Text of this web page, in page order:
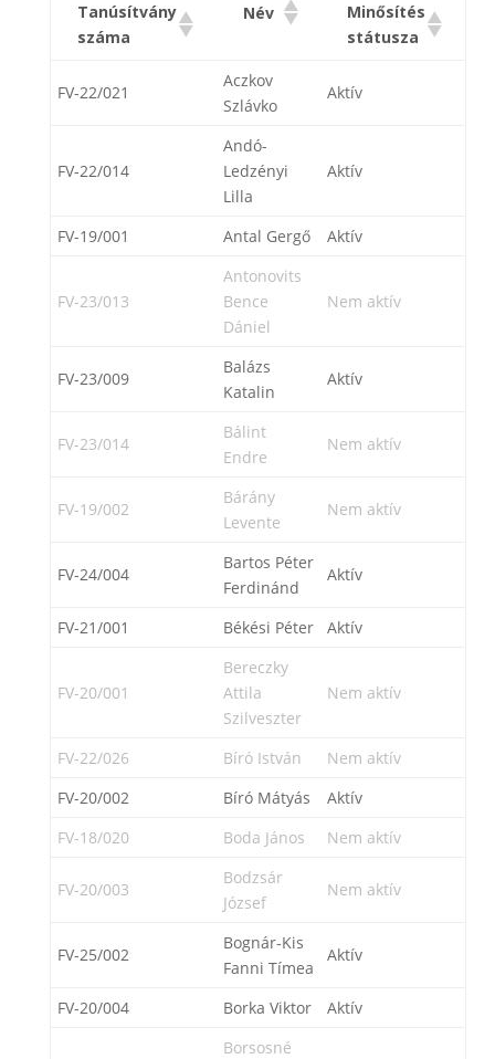
Tanúsítvány
száma
Név
Minősítés
státusza
FV-22/021
Aczkov
Szlávko
Aktív
FV-22/014
Andó-
Ledzényi
Lilla
Aktív
FV-19/001 Antal Gergő Aktív
FV-23/013
Antonovits
Bence
Dániel
Nem aktív
FV-23/009
Balázs
Katalin
Aktív
FV-23/014
Bálint
Endre
Nem aktív
FV-19/002
Bárány
Levente
Nem aktív
FV-24/004
Bartos Péter
Ferdinánd
Aktív
FV-21/001 Békési Péter Aktív
FV-20/001
Bereczky
Attila
Szilveszter
Nem aktív
FV-22/026 Bíró István
Nem aktív
FV-20/002
Bíró Mátyás
Aktív
FV-18/020
Boda János Nem aktív
FV-20/003
Bodzsár
József
Nem aktív
FV-25/002
Bognár-Kis
Fanni Tímea
Aktív
FV-20/004 Borka Viktor Aktív
Borsosné